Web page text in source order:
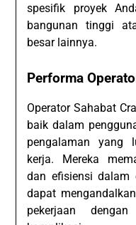
spesifik proyek
bangunan tinggi
besar lainnya.
Performa
Operator Sahabat
baik dalam
pengalaman yang
kerja. Mereka
dan efisiensi dalam
dapat
pekerjaan